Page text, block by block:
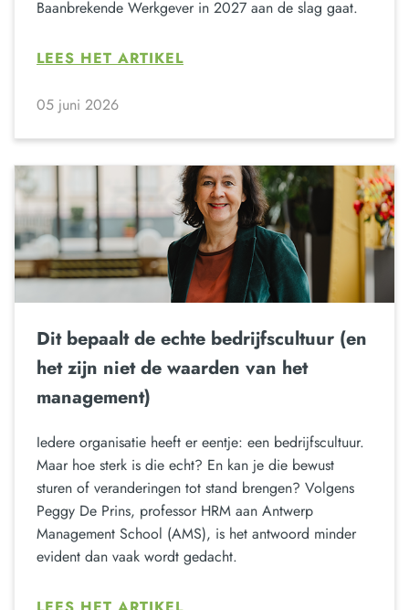
Baanbrekende Werkgever in 2027 aan de slag gaat.
LEES HET ARTIKEL
05 juni 2026
Dit bepaalt de echte bedrijfscultuur (en
het zijn niet de waarden van het
management)
Iedere organisatie heeft er eentje: een bedrijfscultuur.
Maar hoe sterk is die echt? En kan je die bewust
sturen of veranderingen tot stand brengen? Volgens
Peggy De Prins, professor HRM aan Antwerp
Management School (AMS), is het antwoord minder
evident dan vaak wordt gedacht.